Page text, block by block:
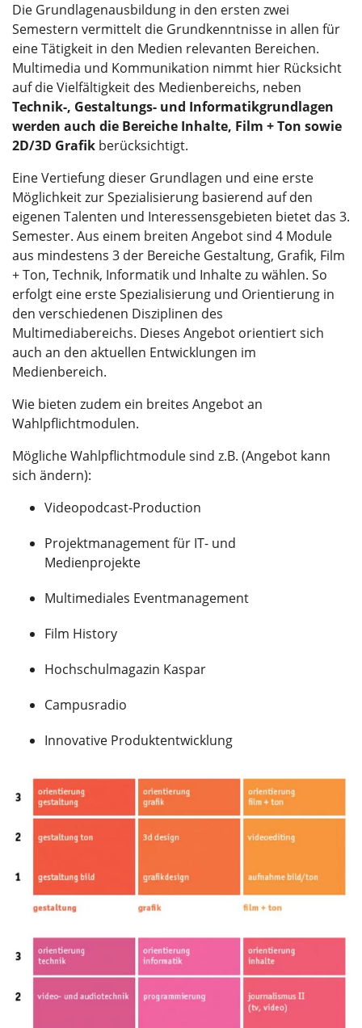
Die Grundlagenausbildung in den ersten zwei
Semestern vermittelt die Grundkenntnisse in allen für
eine Tätigkeit in den Medien relevanten Bereichen.
Multimedia und Kommunikation nimmt hier Rücksicht
auf die Vielfältigkeit des Medienbereichs, neben
Technik-, Gestaltungs- und Informatikgrundlagen
werden auch die Bereiche Inhalte, Film + Ton sowie
2D/3D Grafik berücksichtigt.
Eine Vertiefung dieser Grundlagen und eine erste
Möglichkeit zur Spezialisierung basierend auf den
eigenen Talenten und Interessensgebieten bietet das 3.
Semester. Aus einem breiten Angebot sind 4 Module
aus mindestens 3 der Bereiche Gestaltung, Grafik, Film
+ Ton, Technik, Informatik und Inhalte zu wählen. So
erfolgt eine erste Spezialisierung und Orientierung in
den verschiedenen Disziplinen des
Multimediabereichs. Dieses Angebot orientiert sich
auch an den aktuellen Entwicklungen im
Medienbereich.
Wie bieten zudem ein breites Angebot an
Wahlpflichtmodulen.
Mögliche Wahlpflichtmodule sind z.B. (Angebot kann
sich ändern):
Videopodcast-Production
Projektmanagement für IT- und
Medienprojekte
Multimediales Eventmanagement
Film History
Hochschulmagazin Kaspar
Campusradio
Innovative Produktentwicklung